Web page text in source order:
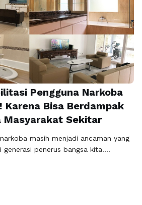
Pengguna Narkoba
Karena Bisa Berdampak
Masyarakat Sekitar
masih menjadi ancaman yang
penerus bangsa kita.
tetapi masih ada saja yang